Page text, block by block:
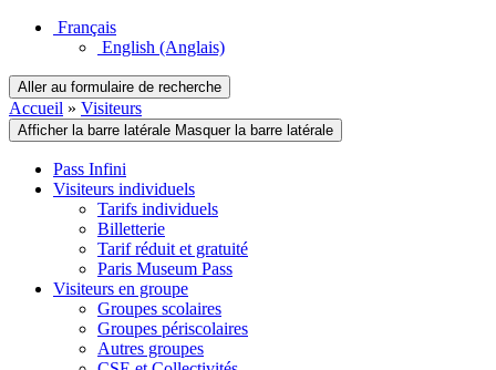
Français
English (Anglais)
Aller au formulaire de recherche
Accueil » Visiteurs
Afficher la barre latérale Masquer la barre latérale
Pass Infini
Visiteurs individuels
Tarifs individuels
Billetterie
Tarif réduit et gratuité
Paris Museum Pass
Visiteurs en groupe
Groupes scolaires
Groupes périscolaires
Autres groupes